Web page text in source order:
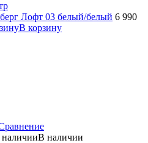
Лофт 03 белый/белый 6 990
В корзину
В наличии